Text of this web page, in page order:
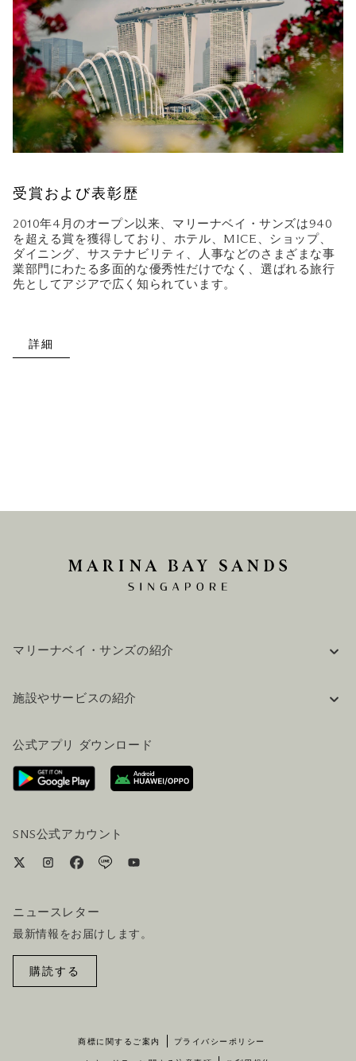
受賞および表彰歴
2010年4月のオープン以来、マリーナベイ・サンズは940
を超える賞を獲得しており、ホテル、MICE、ショップ、
ダイニング、サステナビリティ、人事などのさまざまな事
業部門にわたる多面的な優秀性だけでなく、選ばれる旅行
先としてアジアで広く知られています。
詳細
マリーナベイ・サンズの紹介
採用情報
お問い合わせ
施設やサービスの紹介
ご来場にあたって
ホテルへのアクセス
ビジター向けサービス
公式アプリ ダウンロード
SNS公式アカウント
ニュースレター
最新情報をお届けします。
購読する
商標に関するご案内 プライバシーポリシー